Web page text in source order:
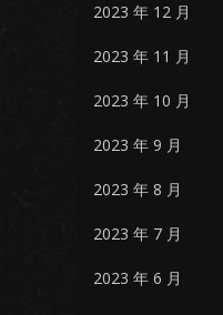
2023 年 12 月
2023 年 11 月
2023 年 10 月
2023 年 9 月
2023 年 8 月
2023 年 7 月
2023 年 6 月